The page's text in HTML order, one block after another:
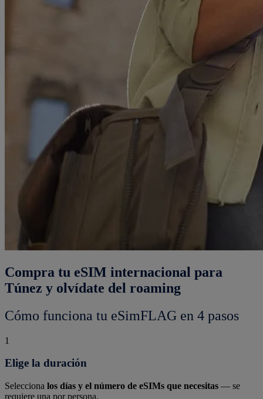
Compra tu eSIM internacional para
Túnez y olvídate del roaming
Cómo funciona tu eSimFLAG en 4 pasos
1
Elige la duración
Selecciona los días y el número de eSIMs que necesitas — se
requiere una por persona.